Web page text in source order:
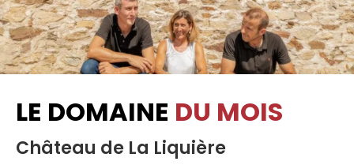
LE DOMAINE DU MOIS
Château de La Liquière